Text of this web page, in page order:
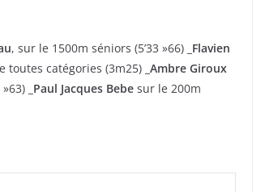
, sur le 1500m séniors (5’33 »66) _Flavien
toutes catégories (3m25) _Ambre Giroux
_Paul Jacques Bebe sur le 200m